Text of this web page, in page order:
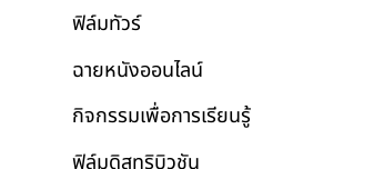
ฟิล์มทัวร์
ฉายหนังออนไลน์
กิจกรรมเพื่อการเรียนรู้
ฟิล์มดิสทริบิวชัน